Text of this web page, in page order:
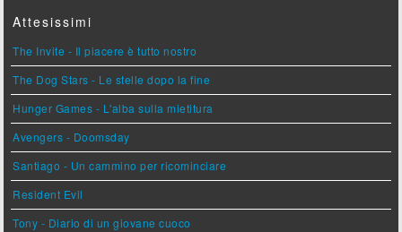
Attesissimi
The Invite - Il piacere è tutto nostro
The Dog Stars - Le stelle dopo la fine
Hunger Games - L'alba sulla mietitura
Avengers - Doomsday
Santiago - Un cammino per ricominciare
Resident Evil
Tony - Diario di un giovane cuoco